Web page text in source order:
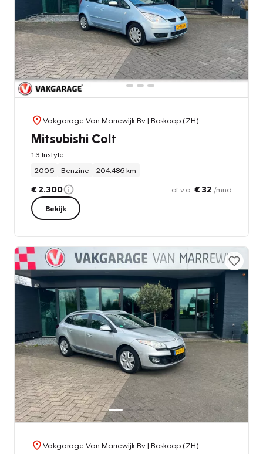
Vakgarage Van Marrewijk Bv| Boskoop (ZH)
Mitsubishi Colt
1.3 Instyle
2006
Benzine 204.486 km
€ 2.300 of v.a. € 32 /mnd
Bekijk
Vakgarage Van Marrewijk Bv| Boskoop (ZH)